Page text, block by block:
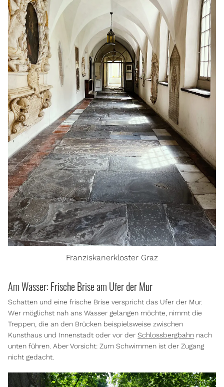
Franziskanerkloster Graz
Am Wasser: Frische Brise am Ufer der Mur
Schatten und eine frische Brise verspricht das Ufer der Mur.
Wer möglichst nah ans Wasser gelangen möchte, nimmt die
Treppen, die an den Brücken beispielsweise zwischen
Kunsthaus und Innenstadt oder vor derSchlossbergbahn nach
unten führen. Aber Vorsicht: Zum Schwimmen ist der Zugang
nicht gedacht.